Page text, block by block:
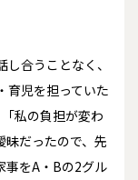
合うことなく、
育児を担っていた
私の負担が変わ
昧だったので、先
事をA・Bの2グル